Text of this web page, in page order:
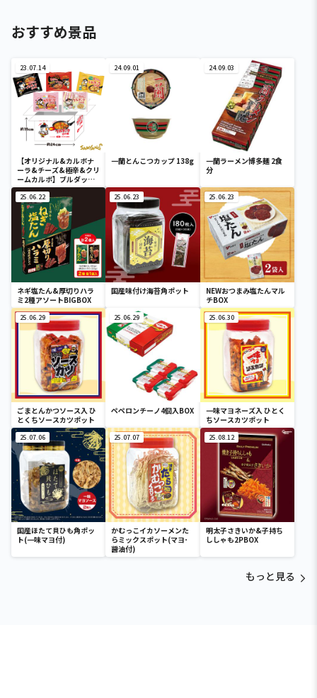
おすすめ景品
23.07.14
【オリジナル&カルボナ
ーラ&チーズ&極辛&クリ
ームカルボ】ブルダック
炒め麺 5種入りBOX
24.09.01
一蘭とんこつカップ 138g
24.09.03
一蘭ラーメン博多麺 2食
分
25.06.22
ネギ塩たん&厚切りハラ
ミ2種アソートBIGBOX
25.06.23
国産味付け海苔角ポット
25.06.23
NEWおつまみ塩たんマル
チBOX
25.06.29
ごまとんかつソース入 ひ
とくちソースカツポット
25.06.29
ペペロンチーノ4個入BOX
25.06.30
一味マヨネーズ入 ひとく
ちソースカツポット
25.07.06
国産ほたて貝ひも角ポッ
ト(一味マヨ付)
25.07.07
かむっこイカソーメンた
らミックスポット(マヨ･
醤油付)
25.08.12
明太子さきいか&子持ち
ししゃも2PBOX
もっと見る